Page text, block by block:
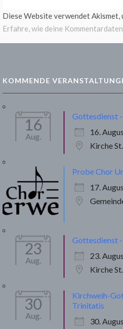
Diese Website verwendet Akismet,
Erfahre, wie deine
KOMMENDE
16
Aug.
Gottesdienst
16.
Kirche
Probe Chor
17.
23
Aug.
Gottesdienst
23.
Kirche
30
Aug.
Kirchweih-
Trinitatis
30.